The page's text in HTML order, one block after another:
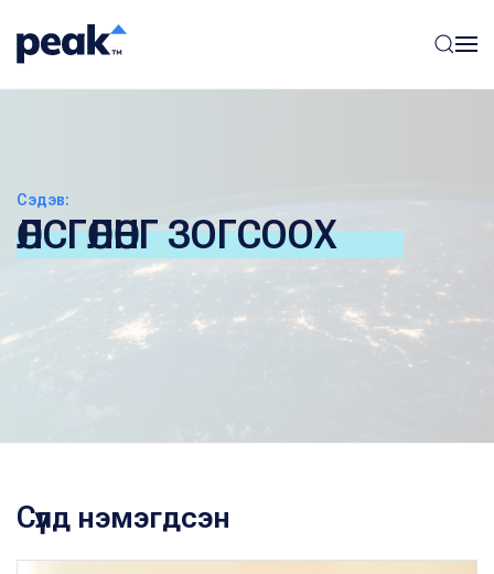
Сэдэв:
ӨЛСГӨЛӨНГ ЗОГСООХ
Сүүлд нэмэгдсэн